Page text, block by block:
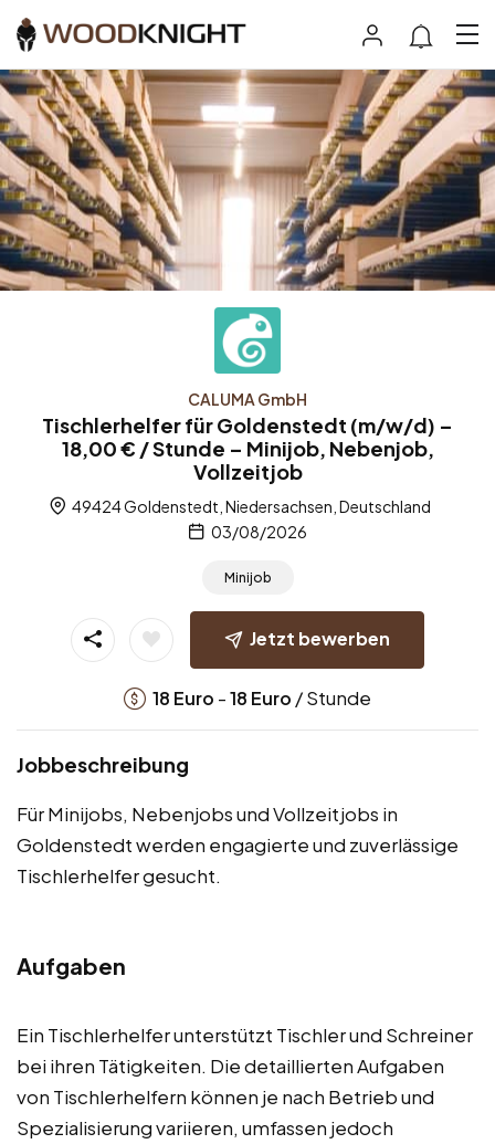
CALUMA GmbH
Tischlerhelfer für Goldenstedt (m/w/d) –
18,00 € / Stunde – Minijob, Nebenjob,
Vollzeitjob
49424 Goldenstedt, Niedersachsen, Deutschland
03/08/2026
Minijob
Jetzt bewerben
18 Euro -18 Euro / Stunde
Jobbeschreibung
Für Minijobs, Nebenjobs und Vollzeitjobs in
Goldenstedt werden engagierte und zuverlässige
Tischlerhelfer gesucht.
Aufgaben
Ein Tischlerhelfer unterstützt Tischler und Schreiner
bei ihren Tätigkeiten. Die detaillierten Aufgaben
von Tischlerhelfern können je nach Betrieb und
Spezialisierung variieren, umfassen jedoch